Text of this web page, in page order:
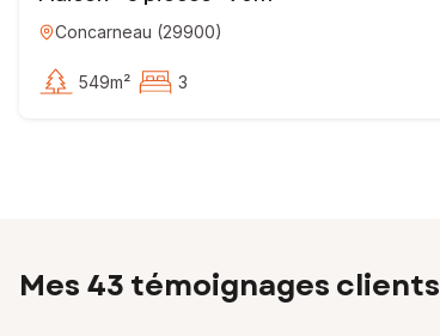
Concarneau (29900)
549m² 3
Mes 43 témoignages clients